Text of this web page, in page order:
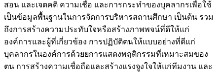
สอน และเจตคติ ความเชื่อ และการกระทำของบุคลากรเพื่อใช้
เป็นข้อมูลพื้นฐานในการจัดการบริหารสถานศึกษา เป็นต้น รวม
ถึงการสร้างความประทับใจหรือสร้างภาพพจน์ที่ดีให้แก่
องค์การและผู้ที่เกี่ยวข้อง การปฏิบัติตนให้แบบอย่างที่ดีแก่
บุคลากรในองค์การด้วยยการแสดงพฤติกรรมที่เหมาะสมของ
ตน การสร้างความเชื่อถือและสร้างแรงจูงใจให้แก่ทีมงาน และ